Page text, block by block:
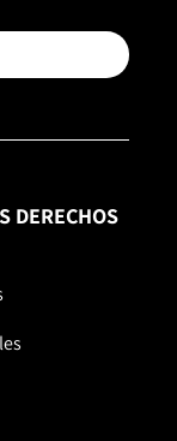
DERECHOS